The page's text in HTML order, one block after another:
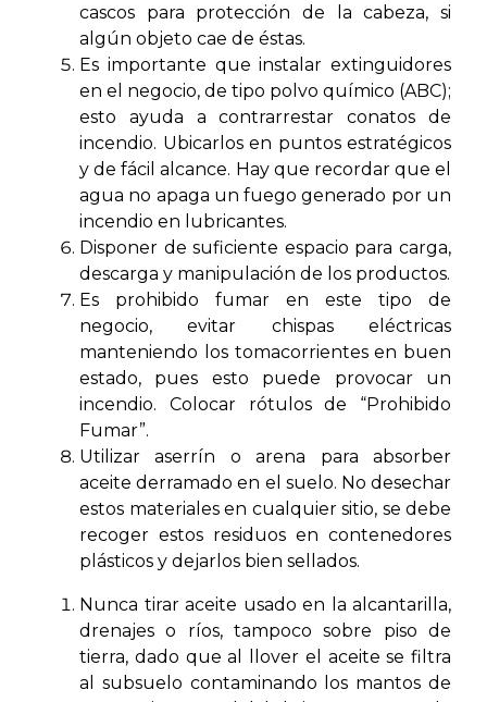
cascos para protección de la cabeza, si
algún objeto cae de éstas.
Es importante que instalar extinguidores
en el negocio, de tipo polvo químico (ABC);
esto ayuda a contrarrestar conatos de
incendio. Ubicarlos en puntos estratégicos
y de fácil alcance. Hay que recordar que el
agua no apaga un fuego generado por un
incendio en lubricantes.
Disponer de suficiente espacio para carga,
descarga y manipulación de los productos.
Es prohibido fumar en este tipo de
negocio, evitar chispas eléctricas
manteniendo los tomacorrientes en buen
estado, pues esto puede provocar un
incendio. Colocar rótulos de “Prohibido
Fumar”.
Utilizar aserrín o arena para absorber
aceite derramado en el suelo. No desechar
estos materiales en cualquier sitio, se debe
recoger estos residuos en contenedores
plásticos y dejarlos bien sellados.
Nunca tirar aceite usado en la alcantarilla,
drenajes o ríos, tampoco sobre piso de
tierra, dado que al llover el aceite se filtra
al subsuelo contaminando los mantos de